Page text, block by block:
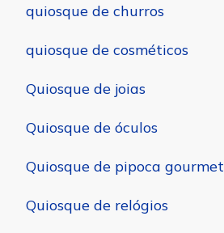
quiosque de churros
quiosque de cosméticos
Quiosque de joias
Quiosque de óculos
Quiosque de pipoca gourmet
Quiosque de relógios